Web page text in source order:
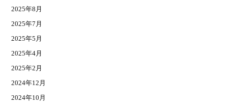
2025年8月
2025年7月
2025年5月
2025年4月
2025年2月
2024年12月
2024年10月